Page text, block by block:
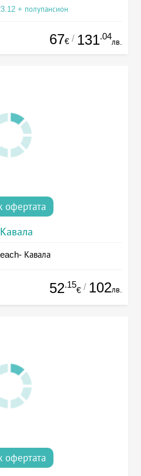
+ полупансион
67€ / 131.04
лв.
офертата
Кавала
Кавала
52.15
€ / 102лв.
офертата